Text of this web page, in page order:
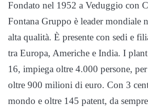
Fondato nel 1952 a Veduggio con
Fontana Gruppo è leader mondiale
alta qualità. È presente con sedi e
tra Europa, Americhe e India. I
16, impiega oltre 4.000 persone,
oltre 900 milioni di euro. Con 3
mondo e oltre 145 patent, da